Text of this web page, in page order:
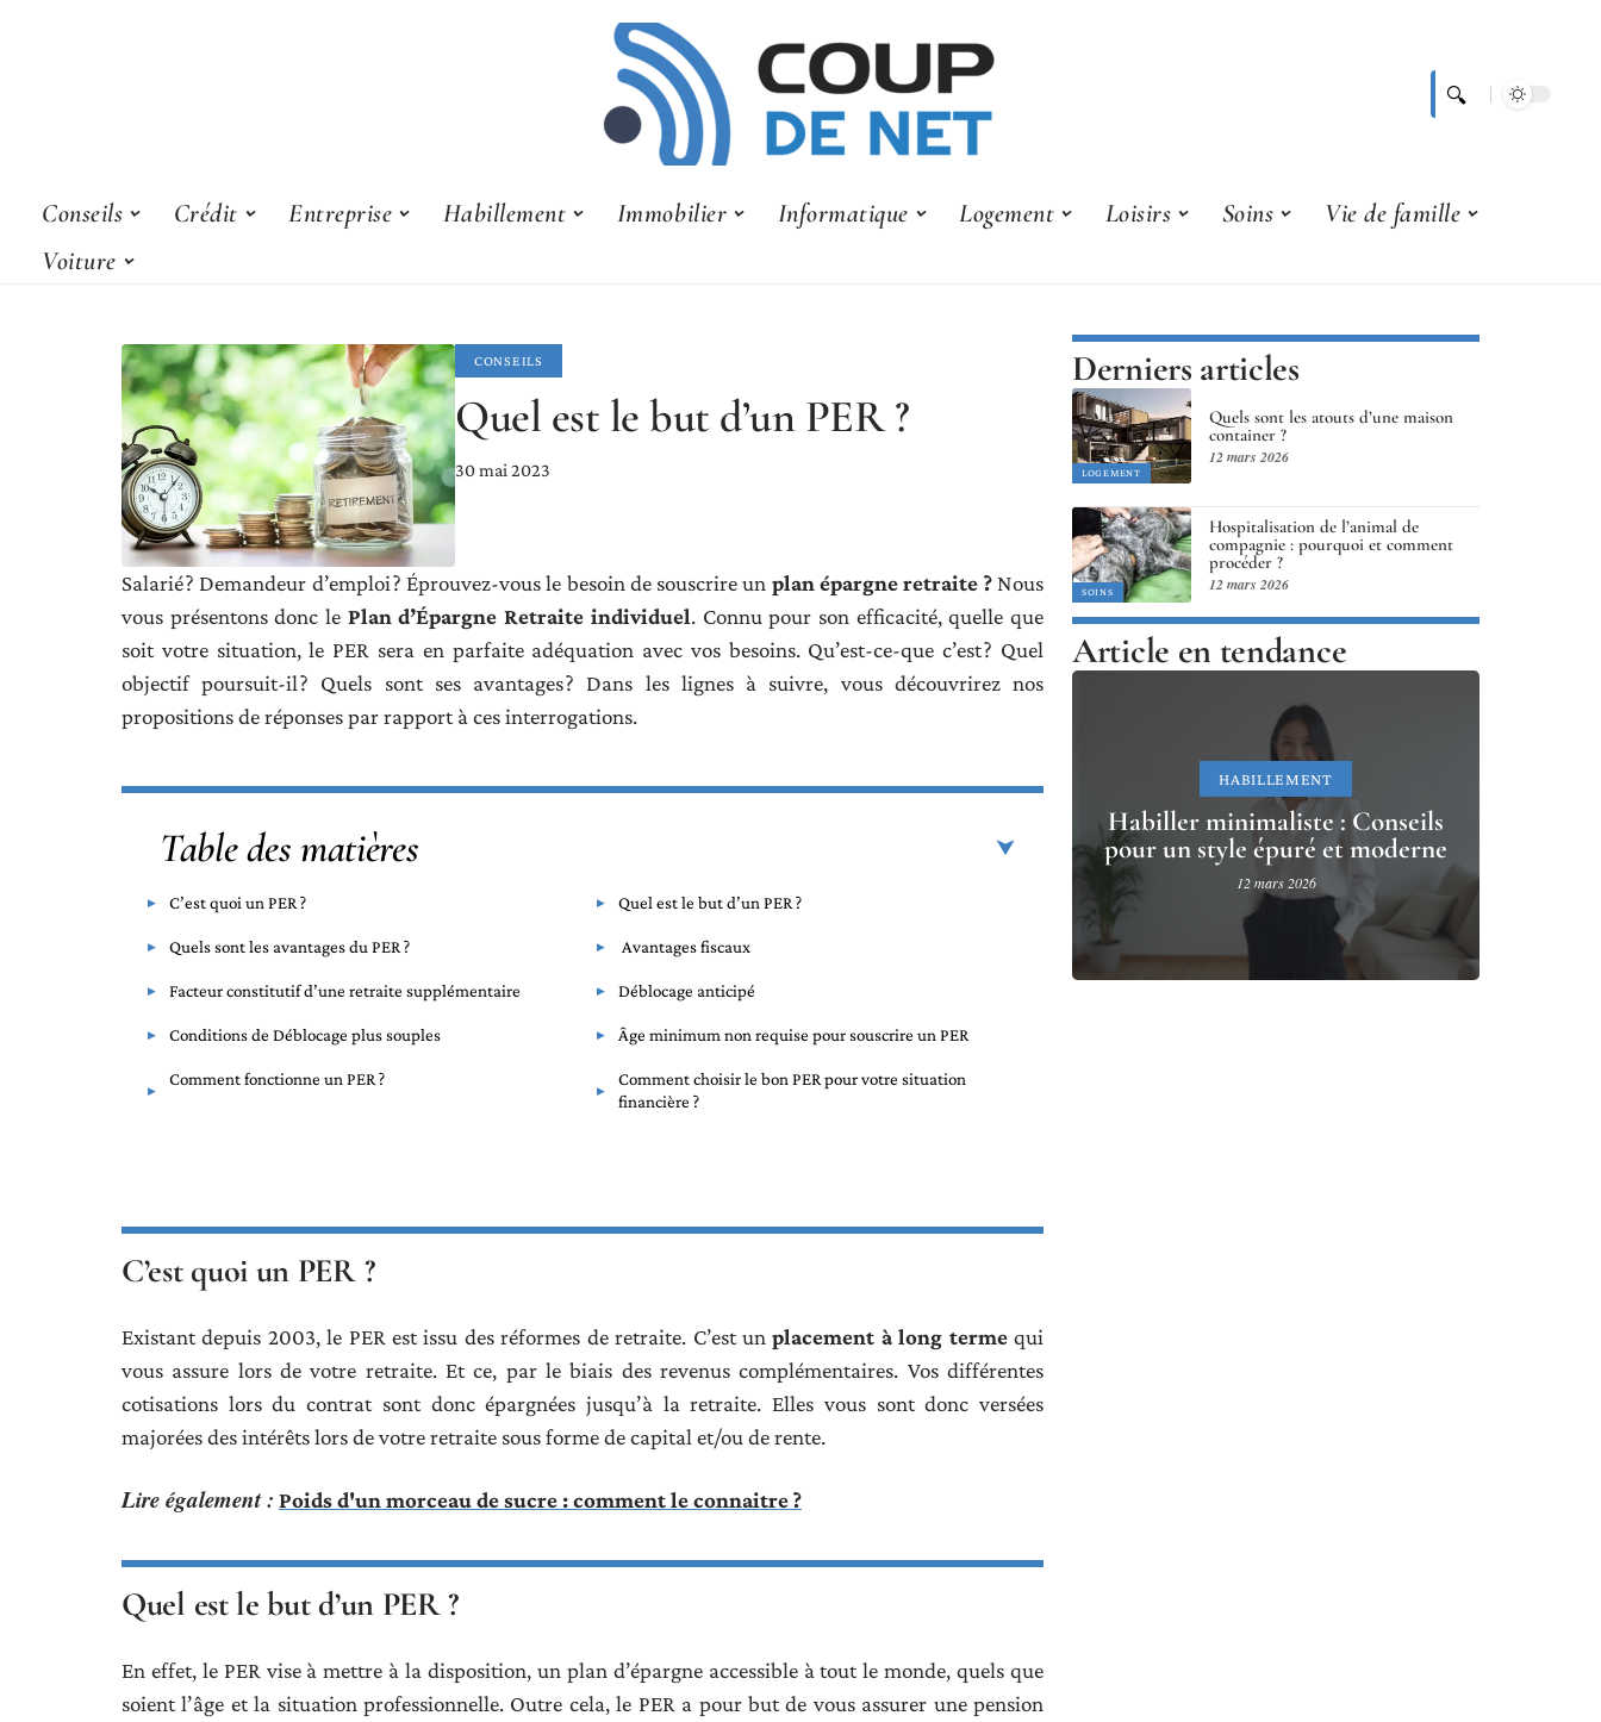
Conseils Crédit Entreprise Habillement Immobilier Informatique Logement Loisirs Soins
Vie de famille
Voiture
CONSEILS
Quel est le but d’un PER ?
30 mai 2023
Salarié ? Demandeur d’emploi ? Éprouvez-vous le besoin de souscrire un plan épargne retraite ?Nous
vous présentons donc le Plan d’Épargne Retraite individuel. Connu pour son efficacité, quelle que
soit votre situation, le PER sera en parfaite adéquation avec vos besoins. Qu’est-ce-que c’est ? Quel
objectif poursuit-il ? Quels sont ses avantages ? Dans les lignes à suivre, vous découvrirez nos
propositions de réponses par rapport à ces interrogations.
Table des matières
C’est quoi un PER ? Quel est le but d’un PER ?
Quels sont les avantages du PER ? Avantages fiscaux
Facteur constitutif d’une retraite supplémentaire Déblocage anticipé
Conditions de Déblocage plus souples Âge minimum non requise pour souscrire un PER
Comment fonctionne un PER ?
Comment choisir le bon PER pour votre situation
financière ?
C’est quoi un PER ?
Existant depuis 2003, le PER est issu des réformes de retraite. C’est unplacement à long termequi
vous assure lors de votre retraite. Et ce, par le biais des revenus complémentaires. Vos différentes
cotisations lors du contrat sont donc épargnées jusqu’à la retraite. Elles vous sont donc versées
majorées des intérêts lors de votre retraite sous forme de capital et/ou de rente.
Lire également : Poids d'un morceau de sucre : comment le connaitre ?
Quel est le but d’un PER ?
En effet, le PER vise à mettre à la disposition, un plan d’épargne accessible à tout le monde, quels que
soient l’âge et la situation professionnelle. Outre cela, le PER a pour but de vous assurer une pension
Derniers articles
LOGEMENT
Quels sont les atouts d’une maison
container ?
12 mars 2026
SOINS
Hospitalisation de l’animal de
compagnie : pourquoi et comment
procéder ?
12 mars 2026
Article en tendance
HABILLEMENT
Habiller minimaliste : Conseils
pour un style épuré et moderne
12 mars 2026